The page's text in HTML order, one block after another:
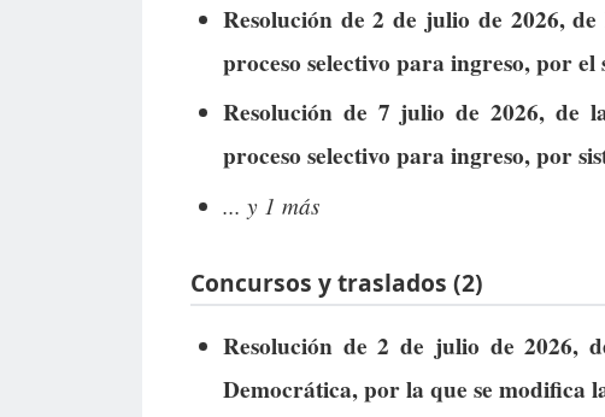
Resolución de 2 de julio de 2026,
proceso selectivo para ingreso, por el
Resolución de 7 julio de 2026, de
proceso selectivo para ingreso, por
... y 1 más
Concursos y traslados (2)
Resolución de 2 de julio de 2026,
Democrática, por la que se modifica